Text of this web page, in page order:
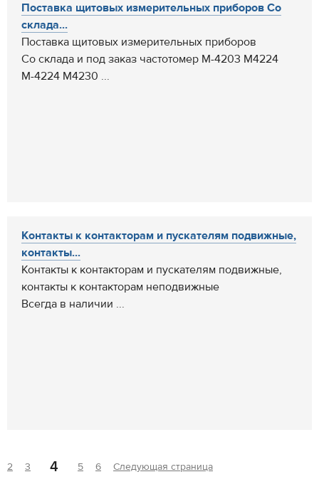
Поставка щитовых измерительных приборов Со
склада...
Поставка щитовых измерительных приборов
Со склада и под заказ частотомер М-4203 М4224
М-4224 М4230 ...
Контакты к контакторам и пускателям подвижные,
контакты...
Контакты к контакторам и пускателям подвижные,
контакты к контакторам неподвижные
Всегда в наличии ...
2 3 4 5 6 Следующая страница